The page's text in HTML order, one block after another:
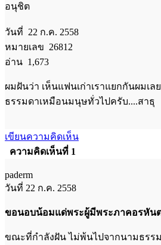
อนุชิต
วันที่ 22 ก.ค. 2558
หมายเลข 26812
อ่าน 1,673
ผมฝันว่า เห็นแฟนเก่าเราแยกกันผมเ
ธรรมดาเหมือนมนุษทั่วไปครับ....สาธุ
เขียนความคิดเห็น
ความคิดเห็นที่ 1
paderm
วันที่ 22 ก.ค. 2558
ขอนอบน้อมแด่พระผู้มีพระภาคอรหัน
ขณะที่กำลังฝัน ไม่พ้นไปจากนามธรร